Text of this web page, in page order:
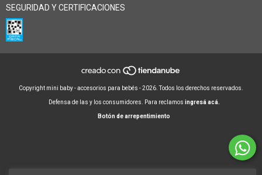
SEGURIDAD Y CERTIFICACIONES
Copyright mini baby - accesorios para bebés - 2026. Todos los derechos reservados.
Defensa de las y los consumidores. Para reclamos ingresá acá.
Botón de arrepentimiento